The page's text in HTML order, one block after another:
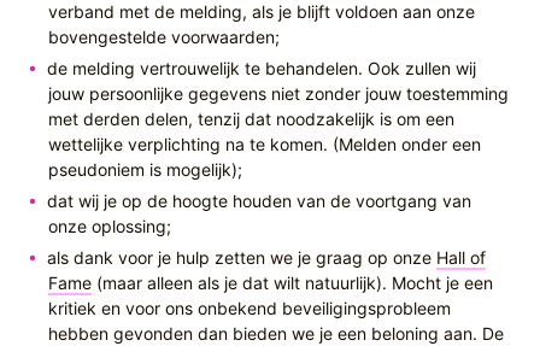
verband met de melding, als je blijft voldoen aan onze
bovengestelde voorwaarden;
de melding vertrouwelijk te behandelen. Ook zullen wij
jouw persoonlijke gegevens niet zonder jouw toestemming
met derden delen, tenzij dat noodzakelijk is om een
wettelijke verplichting na te komen. (Melden onder een
pseudoniem is mogelijk);
dat wij je op de hoogte houden van de voortgang van
onze oplossing;
als dank voor je hulp zetten we je graag op onze Hall of
Fame(maar alleen als je dat wilt natuurlijk). Mocht je een
kritiek en voor ons onbekend beveiligingsprobleem
hebben gevonden dan bieden we je een beloning aan. De